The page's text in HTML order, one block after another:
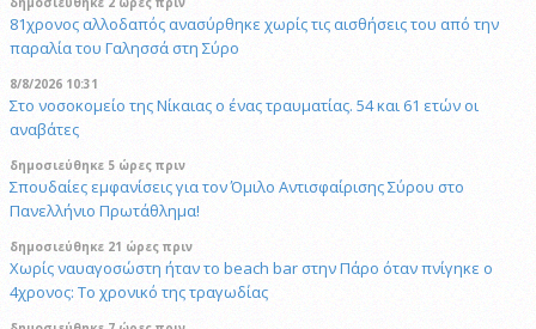
81χρονος αλλοδαπός ανασύρθηκε χωρίς τις αισθήσεις του από την
παραλία του Γαλησσά στη Σύρο
8/8/2026 10:31
Στο νοσοκομείο της Νίκαιας ο ένας τραυματίας. 54 και 61 ετών οι
αναβάτες
δημοσιεύθηκε 5 ώρες πριν
Σπουδαίες εμφανίσεις για τον Όμιλο Αντισφαίρισης Σύρου στο
Πανελλήνιο Πρωτάθλημα!
δημοσιεύθηκε 21 ώρες πριν
Χωρίς ναυαγοσώστη ήταν το beach bar στην Πάρο όταν πνίγηκε ο
4χρονος: Το χρονικό της τραγωδίας